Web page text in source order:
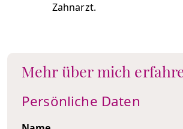
Zahnarzt.
Mehr über mich
Persönliche Daten